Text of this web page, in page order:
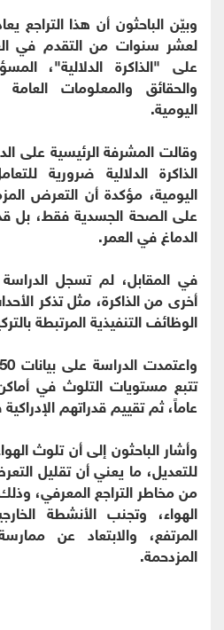
وبيّن الباحثون أن هذا التراجع
لعشر سنوات من التقدم في
على "الذاكرة الدلالية"،
والحقائق والمعلومات
اليومية.
وقالت المشرفة الرئيسية على
الذاكرة الدلالية ضرورية
اليومية، مؤكدة أن التعرض
على الصحة الجسدية فقط، بل
الدماغ في العمر.
في المقابل، لم تسجل الدراسة
أخرى من الذاكرة، مثل تذكر
الوظائف التنفيذية المرتبطة
عاماً، ثم تقييم قدراتهم
وأشار الباحثون إلى أن تلوث
للتعديل، ما يعني أن تقليل
من مخاطر التراجع المعرفي،
الهواء، وتجنب الأنشطة
المرتفع، والابتعاد عن
المزدحمة.